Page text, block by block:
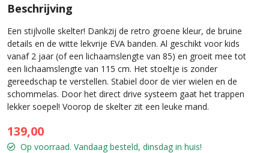
Beschrijving
Een stijlvolle skelter! Dankzij de retro groene kleur, de bruine
details en de witte lekvrije EVA banden. Al geschikt voor kids
vanaf 2 jaar (of een lichaamslengte van 85) en groeit mee tot
een lichaamslengte van 115 cm. Het stoeltje is zonder
gereedschap te verstellen. Stabiel door de vier wielen en de
schommelas. Door het direct drive systeem gaat het trappen
lekker soepel! Voorop de skelter zit een leuke mand.
139,00
Op voorraad. Vandaag besteld, dinsdag in huis!